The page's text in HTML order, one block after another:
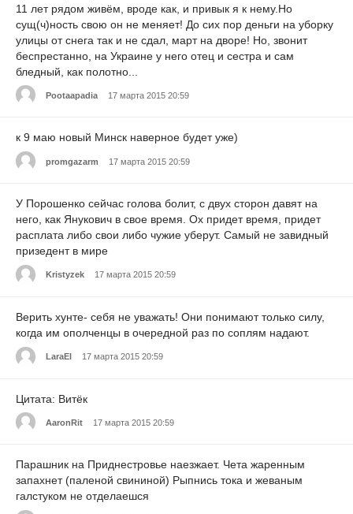
11 лет рядом живём, вроде как, и привык я к нему.Но
сущ(ч)ность свою он не меняет! До сих пор деньги на уборку
улицы от снега так и не сдал, март на дворе! Но, звонит
беспрестанно, на Украине у него отец и сестра и сам
бледный, как полотно...
Pootaapadia 17 марта 2015 20:59
к 9 маю новый Минск наверное будет уже)
promgazarm 17 марта 2015 20:59
У Порошенко сейчас голова болит, с двух сторон давят на
него, как Янукович в свое время. Ох придет время, придет
расплата либо свои либо чужие уберут. Самый не завидный
призедент в мире
Kristyzek 17 марта 2015 20:59
Верить хунте- себя не уважать! Они понимают только силу,
когда им ополченцы в очередной раз по соплям надают.
LaraEl 17 марта 2015 20:59
Цитата: Витёк
AaronRit 17 марта 2015 20:59
Парашник на Приднестровье наезжает. Чета жаренным
запахнет (паленой свининой) Рыпнись тока и жеваным
галстуком не отделаешся